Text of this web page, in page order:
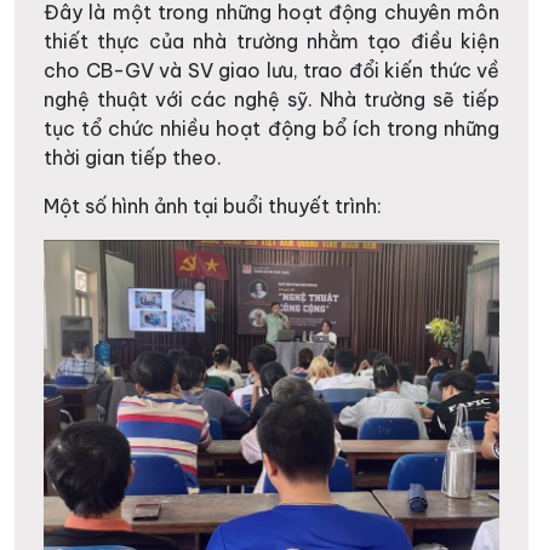
Đây là một trong những hoạt động chuyên môn
thiết thực của nhà trường nhằm tạo điều kiện
cho CB-GV và SV giao lưu, trao đổi kiến thức về
nghệ thuật với các nghệ sỹ. Nhà trường sẽ tiếp
tục tổ chức nhiều hoạt động bổ ích trong những
thời gian tiếp theo.
Một số hình ảnh tại buổi thuyết trình: